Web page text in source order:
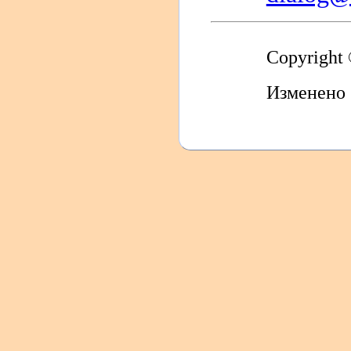
Copyright
Изменено